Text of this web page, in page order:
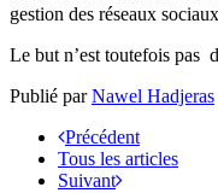
gestion des réseaux
Le but n’est toutefois pas
Publié parNawel Hadjeras
Précédent
Tous les articles
Suivant